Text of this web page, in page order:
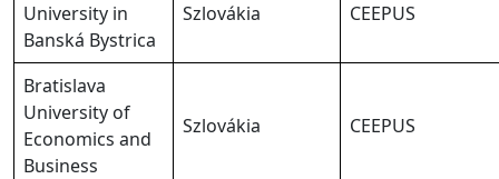
University in
Banská Bystrica
Szlovákia CEEPUS
Bratislava
University of
Economics and
Business
Szlovákia CEEPUS